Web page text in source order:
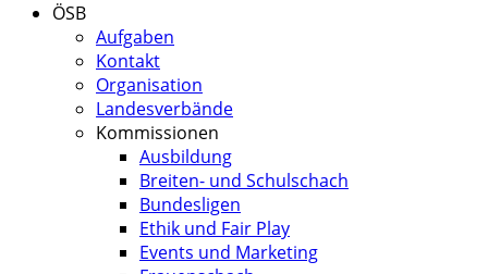
ÖSB
Aufgaben
Kontakt
Organisation
Landesverbände
Kommissionen
Ausbildung
Breiten- und Schulschach
Bundesligen
Ethik und Fair Play
Events und Marketing